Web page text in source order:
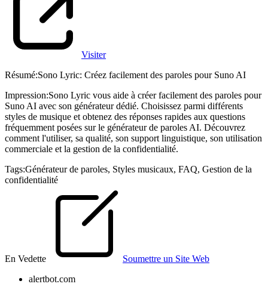
Visiter
Résumé:Sono Lyric: Créez facilement des paroles pour Suno AI
Impression:Sono Lyric vous aide à créer facilement des paroles pour
Suno AI avec son générateur dédié. Choisissez parmi différents
styles de musique et obtenez des réponses rapides aux questions
fréquemment posées sur le générateur de paroles AI. Découvrez
comment l'utiliser, sa qualité, son support linguistique, son utilisation
commerciale et la gestion de la confidentialité.
Tags:Générateur de paroles, Styles musicaux, FAQ, Gestion de la
confidentialité
En Vedette
Soumettre un Site Web
alertbot.com